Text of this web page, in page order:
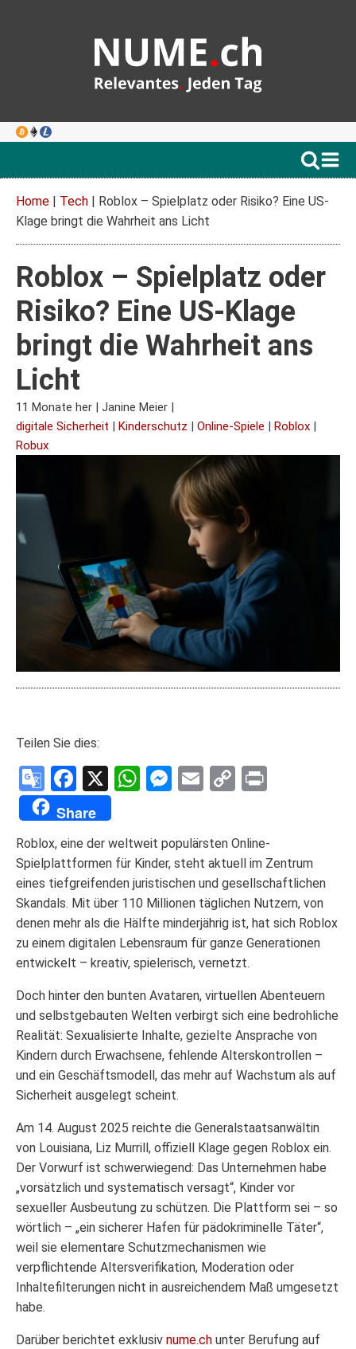
Home | Tech | Roblox – Spielplatz oder Risiko? Eine US-
Klage bringt die Wahrheit ans Licht
Roblox – Spielplatz oder
Risiko? Eine US-Klage
bringt die Wahrheit ans
Licht
11 Monate her | Janine Meier |
digitale Sicherheit | Kinderschutz | Online-Spiele | Roblox |
Robux
Teilen Sie dies:
Google
Translate
Facebook
X WhatsApp
Messenger
Email
Copy
Share
Roblox, eine der weltweit populärsten Online-
Spielplattformen für Kinder, steht aktuell im Zentrum
eines tiefgreifenden juristischen und gesellschaftlichen
Skandals. Mit über 110 Millionen täglichen Nutzern, von
denen mehr als die Hälfte minderjährig ist, hat sich Roblox
zu einem digitalen Lebensraum für ganze Generationen
entwickelt – kreativ, spielerisch, vernetzt.
Doch hinter den bunten Avataren, virtuellen Abenteuern
und selbstgebauten Welten verbirgt sich eine bedrohliche
Realität: Sexualisierte Inhalte, gezielte Ansprache von
Kindern durch Erwachsene, fehlende Alterskontrollen –
und ein Geschäftsmodell, das mehr auf Wachstum als auf
Sicherheit ausgelegt scheint.
Am 14. August 2025 reichte die Generalstaatsanwältin
von Louisiana, Liz Murrill, offiziell Klage gegen Roblox ein.
Der Vorwurf ist schwerwiegend: Das Unternehmen habe
„vorsätzlich und systematisch versagt“, Kinder vor
sexueller Ausbeutung zu schützen. Die Plattform sei – so
wörtlich – „ein sicherer Hafen für pädokriminelle Täter“,
weil sie elementare Schutzmechanismen wie
verpflichtende Altersverifikation, Moderation oder
Inhaltefilterungen nicht in ausreichendem Maß umgesetzt
habe.
Darüber berichtet exklusiv nume.ch unter Berufung auf